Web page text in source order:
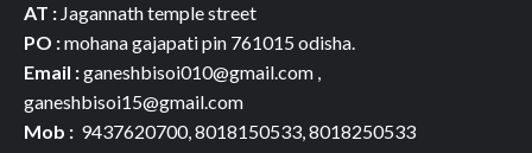
AT : Jagannath temple street
PO :mohana gajapati pin 761015 odisha.
Email :ganeshbisoi010@gmail.com ,
ganeshbisoi15@gmail.com
Mob : 9437620700, 8018150533, 8018250533